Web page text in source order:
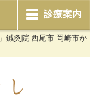
診療案内
鍼灸院 西尾市 岡崎市か